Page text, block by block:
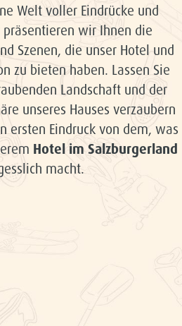
Welt voller Eindrücke und
präsentieren wir Ihnen die
Szenen, die unser Hotel und
zu bieten haben. Lassen Sie
Landschaft und der
unseres Hauses verzaubern
ersten Eindruck von dem, was
Hotel im Salzburgerland
macht.